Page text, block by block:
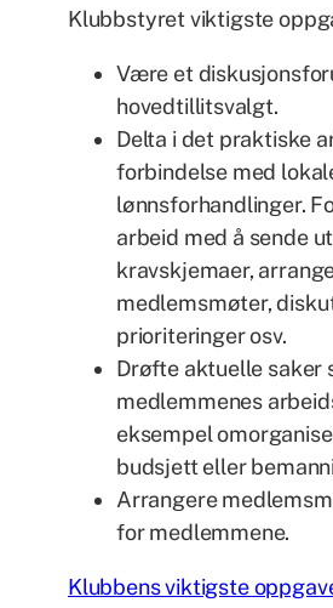
Klubbstyret viktigste
Være et
hovedtillitsvalgt.
Delta i det praktiske
forbindelse med
lønnsforhandlinger.
arbeid med å sende ut
kravskjemaer,
medlemsmøter,
prioriteringer osv.
Drøfte aktuelle saker
medlemmenes
eksempel
budsjett eller
Arrangere
for medlemmene.
Klubbens viktigste